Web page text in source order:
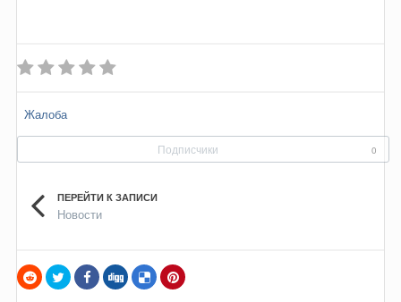
Жалоба
Подписчики 0
ПЕРЕЙТИ К ЗАПИСИ
Новости